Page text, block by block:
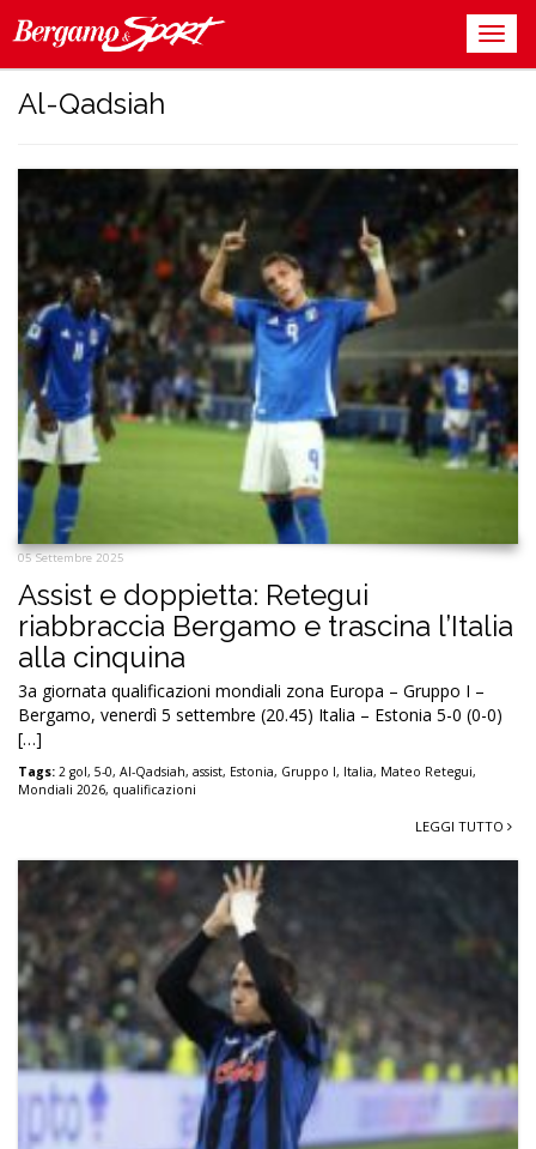
Al-Qadsiah
05 Settembre 2025
Assist e doppietta: Retegui
riabbraccia Bergamo e trascina l’Italia
alla cinquina
3a giornata qualificazioni mondiali zona Europa – Gruppo I –
Bergamo, venerdì 5 settembre (20.45) Italia – Estonia 5-0 (0-0)
[…]
Tags: 2 gol, 5-0, Al-Qadsiah, assist, Estonia, Gruppo I, Italia, Mateo Retegui,
Mondiali 2026, qualificazioni
LEGGI TUTTO